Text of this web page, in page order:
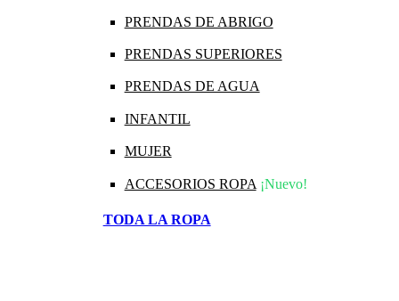
PRENDAS DE ABRIGO
PRENDAS SUPERIORES
PRENDAS DE AGUA
INFANTIL
MUJER
ACCESORIOS ROPA ¡Nuevo!
TODA LA ROPA